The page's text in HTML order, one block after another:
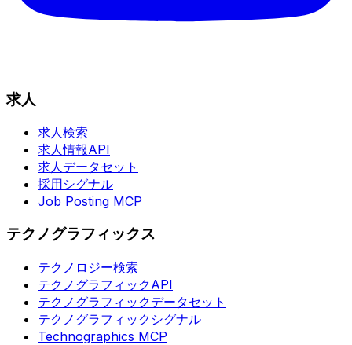
求人
求人検索
求人情報API
求人データセット
採用シグナル
Job Posting MCP
テクノグラフィックス
テクノロジー検索
テクノグラフィックAPI
テクノグラフィックデータセット
テクノグラフィックシグナル
Technographics MCP